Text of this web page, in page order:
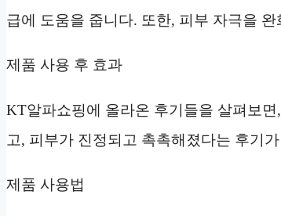
급에 도움을 줍니다. 또한, 피부 자극을
제품 사용 후 효과
KT알파쇼핑에 올라온 후기들을 살펴보
고, 피부가 진정되고 촉촉해졌다는 후기
제품 사용법